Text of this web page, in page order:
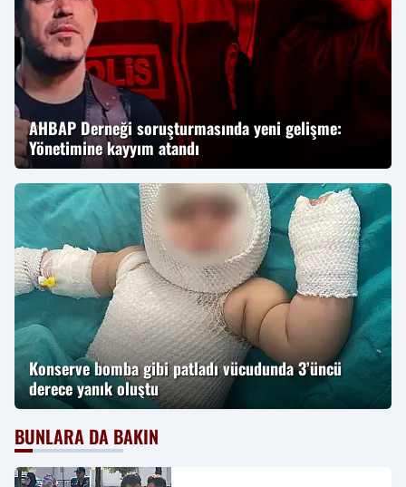
AHBAP Derneği soruşturmasında yeni gelişme:
Yönetimine kayyım atandı
Konserve bomba gibi patladı vücudunda 3’üncü
derece yanık oluştu
BUNLARA DA BAKIN